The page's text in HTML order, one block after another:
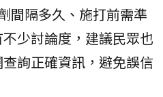
間隔多久、施打前需準
少討論度，建議民眾也
詢正確資訊，避免誤信